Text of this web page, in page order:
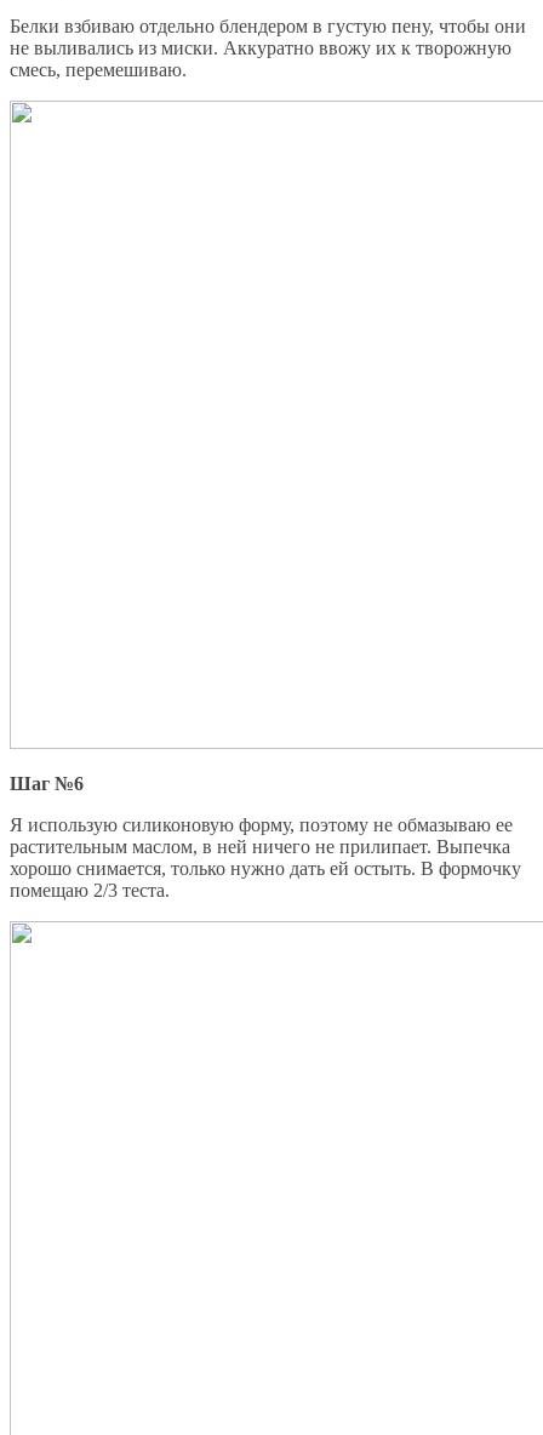
Белки взбиваю отдельно блендером в густую пену, чтобы они
не выливались из миски. Аккуратно ввожу их к творожную
смесь, перемешиваю.
Шаг №6
Я использую силиконовую форму, поэтому не обмазываю ее
растительным маслом, в ней ничего не прилипает. Выпечка
хорошо снимается, только нужно дать ей остыть. В формочку
помещаю 2/3 теста.